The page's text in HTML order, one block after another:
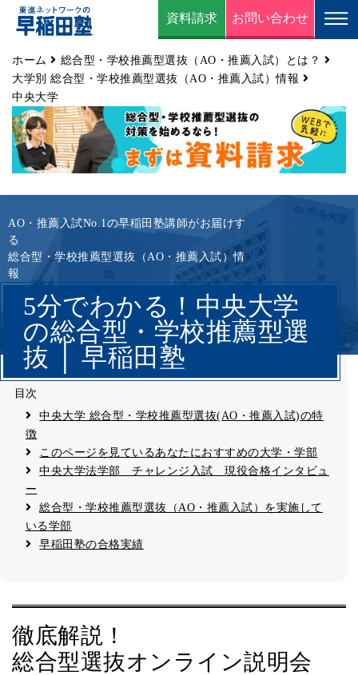
資料請求 お問い合わせ
ホーム
総合型・学校推薦型選抜（AO・推薦入試）とは？
大学別 総合型・学校推薦型選抜（AO・推薦入試）情報
中央大学
AO・推薦入試No.1の早稲田塾講師がお届けす
る
総合型・学校推薦型選抜（AO・推薦入試）情
報
5分でわかる！中央大学
の総合型・学校推薦型選
抜 │ 早稲田塾
目次
中央大学 総合型・学校推薦型選抜(AO・推薦入試)の特
徴
このページを見ているあなたにおすすめの大学・学部
中央大学法学部 チャレンジ入試 現役合格インタビュ
ー
総合型・学校推薦型選抜（AO・推薦入試）を実施して
いる学部
早稲田塾の合格実績
徹底解説！
総合型選抜オンライン説明会